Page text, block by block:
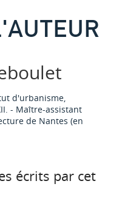
d'urbanisme,
- Maître-assistant
de Nantes (en
écrits par cet